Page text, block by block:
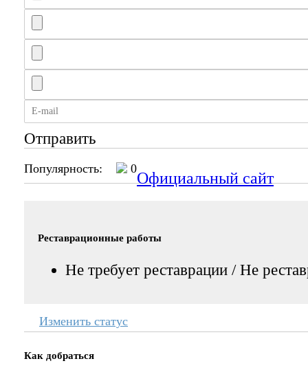
Отправить
Популярность: 0
Официальный сайт
Реставрационные работы
Не требует реставрации / Не
Изменить статус
Как добраться